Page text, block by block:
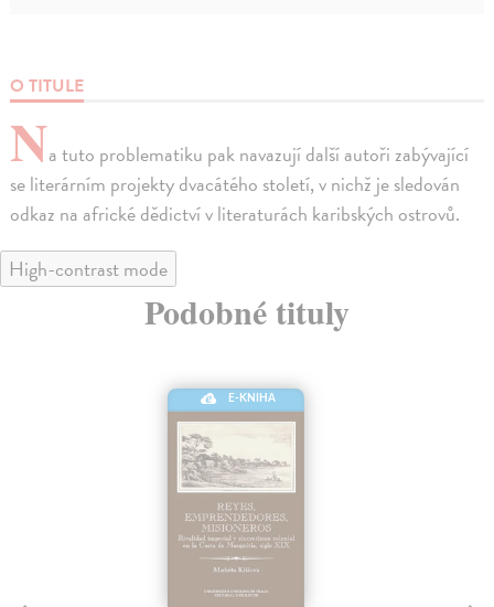
O TITULE
Na tuto problematiku pak navazují další autoři zabývající
se literárním projekty dvacátého století, v nichž je sledován
odkaz na africké dědictví v literaturách karibských ostrovů.
High-contrast mode
Podobné tituly
E-KNIHA